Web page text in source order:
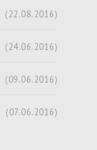
(22.08.2016)
(24.06.2016)
(09.06.2016)
(07.06.2016)